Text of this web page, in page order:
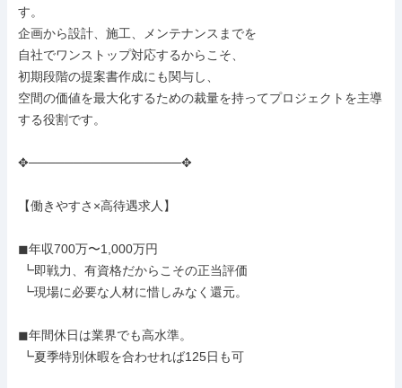
す。
企画から設計、施工、メンテナンスまでを
自社でワンストップ対応するからこそ、
初期段階の提案書作成にも関与し、
空間の価値を最大化するための裁量を持ってプロジェクトを主導
する役割です。
✥─────────────────✥
【働きやすさ×高待遇求人】
◼︎年収700万〜1,000万円
◼︎年間休日は業界でも高水準。